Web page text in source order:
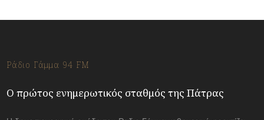
Ράδιο Γάμμα 94 FM
Ο πρώτος ενημερωτικός σταθμός της Πάτρας